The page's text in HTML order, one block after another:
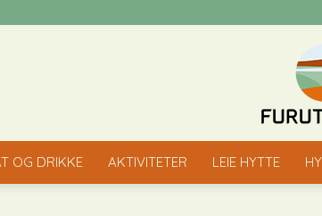
OG DRIKKE AKTIVITETER LEIE HYTTE